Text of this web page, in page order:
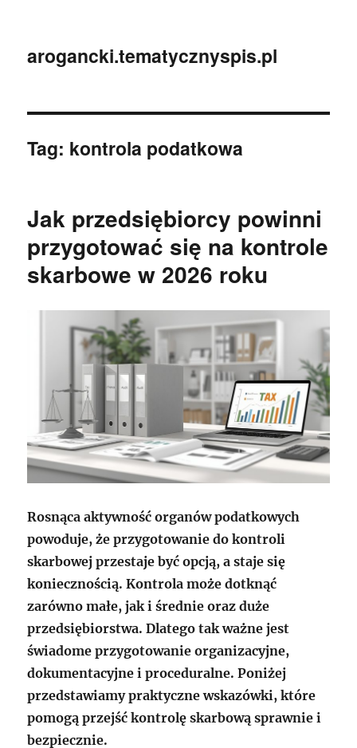
arogancki.tematycznyspis.pl
Tag: kontrola podatkowa
Jak przedsiębiorcy powinni
przygotować się na kontrole
skarbowe w 2026 roku
Rosnąca aktywność organów podatkowych
powoduje, że przygotowanie do kontroli
skarbowej przestaje być opcją, a staje się
koniecznością. Kontrola może dotknąć
zarówno małe, jak i średnie oraz duże
przedsiębiorstwa. Dlatego tak ważne jest
świadome przygotowanie organizacyjne,
dokumentacyjne i proceduralne. Poniżej
przedstawiamy praktyczne wskazówki, które
pomogą przejść kontrolę skarbową sprawnie i
bezpiecznie.